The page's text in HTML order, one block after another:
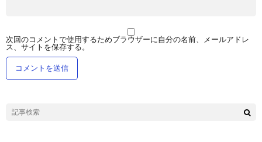
次回のコメントで使用するためブラウザーに自分の名前、メールアドレ
ス、サイトを保存する。